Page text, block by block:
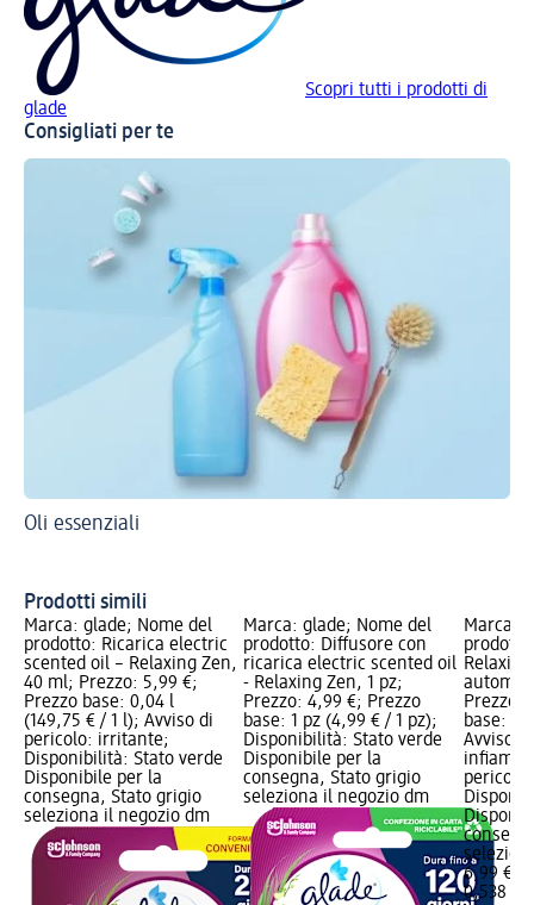
Scopri tutti i prodotti di
glade
Consigliati per te
Oli essenziali
Prodotti simili
Marca: glade; Nome del
prodotto: Ricarica electric
scented oil – Relaxing Zen,
40 ml; Prezzo: 5,99 €;
Prezzo base: 0,04 l
(149,75 € / 1 l); Avviso di
pericolo: irritante;
Disponibilità: Stato verde
Disponibile per la
consegna, Stato grigio
seleziona il negozio dm
Marca: glade; Nome del
prodotto: Diffusore con
ricarica electric scented oil
- Relaxing Zen, 1 pz;
Prezzo: 4,99 €; Prezzo
base: 1 pz (4,99 € / 1 pz);
Disponibilità: Stato verde
Disponibile per la
consegna, Stato grigio
seleziona il negozio dm
Marca:
Prezzo:
base:
Avviso
6,99 €
0,538 l